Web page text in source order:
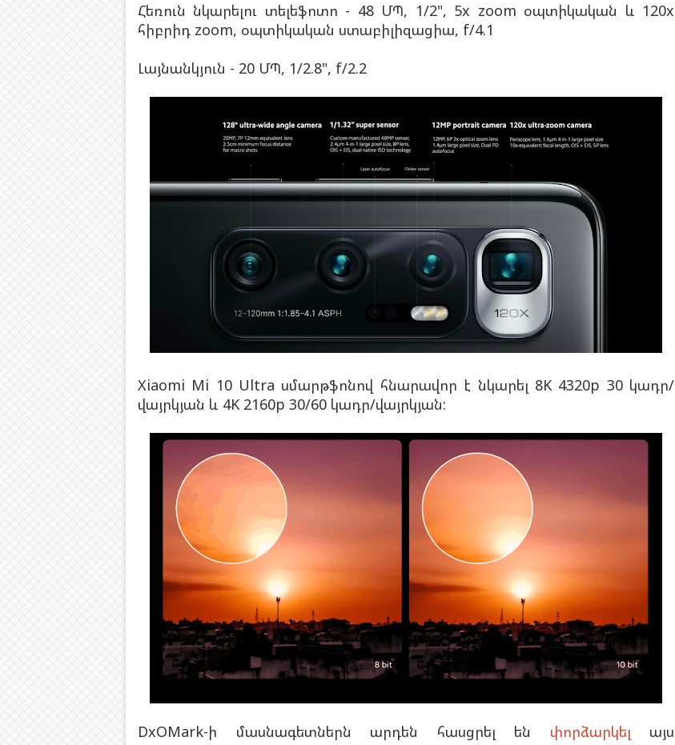
Հեռուն նկարելու տելեֆոտո - 48 ՄՊ, 1/2", 5x zoom օպտիկական և 120x
հիբրիդ zoom, օպտիկական ստաբիլիզացիա, f/4.1
Լայնանկյուն - 20 ՄՊ, 1/2.8", f/2.2
Xiaomi Mi 10 Ultra սմարթֆոնով հնարավոր է նկարել 8K 4320p 30 կադր/
վայրկյան և 4K 2160p 30/60 կադր/վայրկյան:
DxOMark-ի մասնագետներն արդեն հասցրել են փորձարկել այս